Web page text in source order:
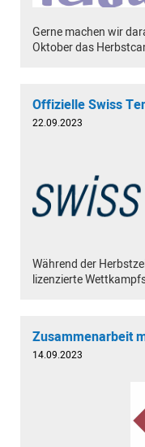
Gerne machen wir
Oktober das
Offizielle Swiss
22.09.2023
Während der
lizenzierte
14.09.2023